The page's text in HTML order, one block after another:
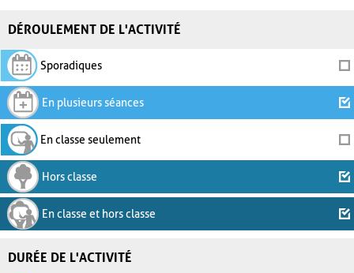
DÉROULEMENT DE L'ACTIVITÉ
Sporadiques
En plusieurs séances
En classe seulement
Hors classe
En classe et hors classe
DURÉE DE L'ACTIVITÉ